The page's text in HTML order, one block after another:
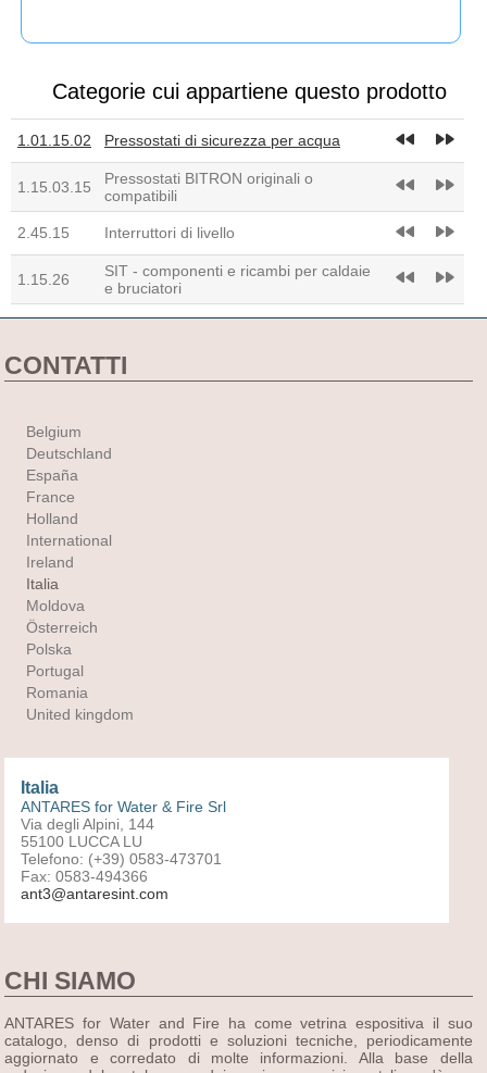
Categorie cui appartiene questo prodotto
1.01.15.02 Pressostati di sicurezza per acqua fast_rewind fast_forward
1.15.03.15
Pressostati BITRON originali o
compatibili
fast_rewind fast_forward
2.45.15 Interruttori di livello fast_rewind fast_forward
1.15.26
SIT - componenti e ricambi per caldaie
e bruciatori
fast_rewind fast_forward
CONTATTI
Belgium
Deutschland
España
France
Holland
International
Ireland
Italia
Moldova
Österreich
Polska
Portugal
Romania
United kingdom
Italia
ANTARES for Water & Fire Srl
Via degli Alpini, 144
55100 LUCCA LU
Telefono: (+39) 0583-473701
Fax: 0583-494366
ant3@antaresint.com
CHI SIAMO
ANTARES for Water and Fire ha come vetrina espositiva il suo
catalogo, denso di prodotti e soluzioni tecniche, periodicamente
aggiornato e corredato di molte informazioni. Alla base della